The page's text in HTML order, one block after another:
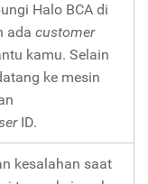
Halo BCA di
ada customer
kamu. Selain
ke mesin
ID.
kesalahan saat